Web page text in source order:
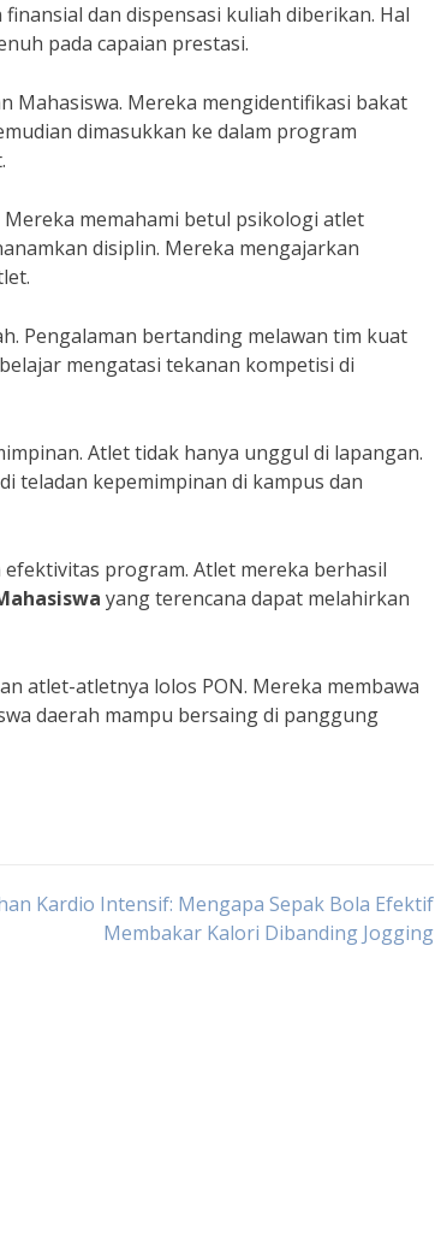
dan dispensasi kuliah diberikan. Hal
pada capaian prestasi.
Mahasiswa. Mereka mengidentifikasi bakat
dimasukkan ke dalam program
memahami betul psikologi atlet
disiplin. Mereka mengajarkan
Pengalaman bertanding melawan tim kuat
mengatasi tekanan kompetisi di
Atlet tidak hanya unggul di lapangan.
teladan kepemimpinan di kampus dan
program. Atlet mereka berhasil
yang terencana dapat melahirkan
atlet-atletnya lolos PON. Mereka membawa
daerah mampu bersaing di panggung
Kardio Intensif: Mengapa Sepak Bola Efektif
Membakar Kalori Dibanding Jogging